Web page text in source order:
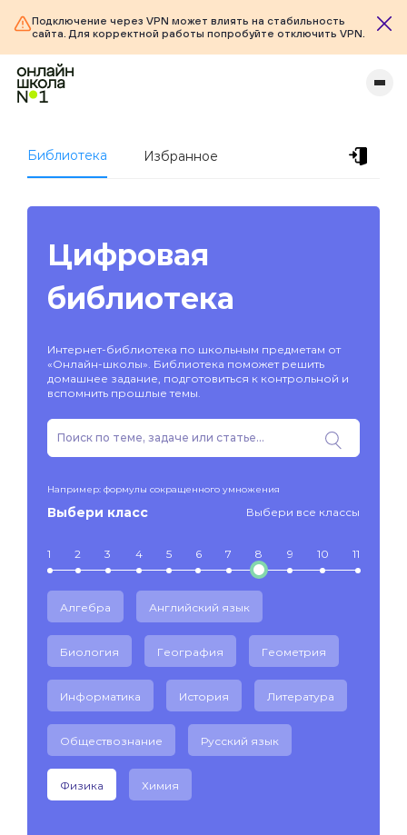
Подключение через VPN может влиять на стабильность
сайта. Для корректной работы попробуйте отключить VPN.
Библиотека Избранное
Цифровая
библиотека
Интернет-библиотека по школьным предметам от
«Онлайн-школы». Библиотека поможет решить
домашнее задание, подготовиться к контрольной и
вспомнить прошлые темы.
Например: формулы сокращенного умножения
Выбери класс Выбери все классы
1 2 3 4 5 6 7 8 9 10 11
Алгебра Английский язык
Биология География Геометрия
Информатика История Литература
Обществознание Русский язык
Физика Химия